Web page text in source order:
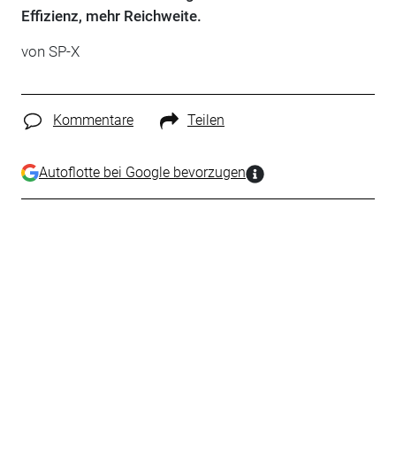
Effizienz, mehr Reichweite.
von SP-X
Kommentare Teilen
Autoflotte bei Google bevorzugen